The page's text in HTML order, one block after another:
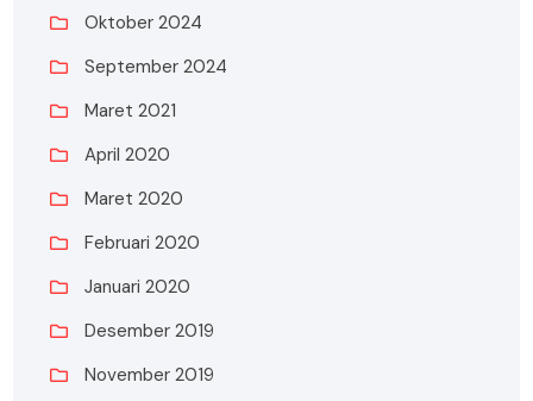
Oktober 2024
September 2024
Maret 2021
April 2020
Maret 2020
Februari 2020
Januari 2020
Desember 2019
November 2019